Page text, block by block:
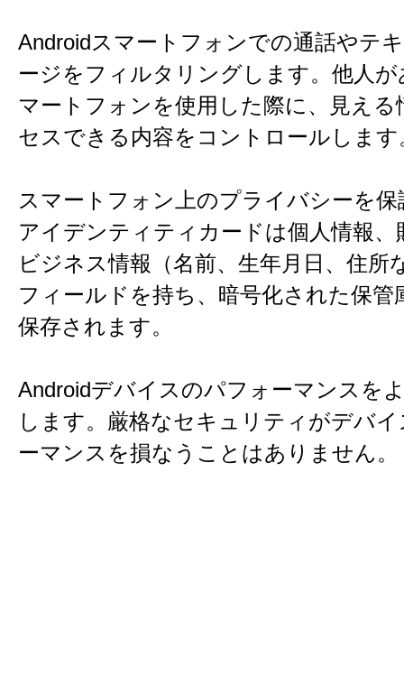
Androidスマートフォンでの通話やテ
ージをフィルタリングします。他人
マートフォンを使用した際に、見える
セスできる内容をコントロールします
スマートフォン上のプライバシーを
アイデンティティカードは個人情報、
ビジネス情報（名前、生年月日、住所
フィールドを持ち、暗号化された保管
保存されます。
Androidデバイスのパフォーマンスを
します。厳格なセキュリティがデバ
ーマンスを損なうことはありません。